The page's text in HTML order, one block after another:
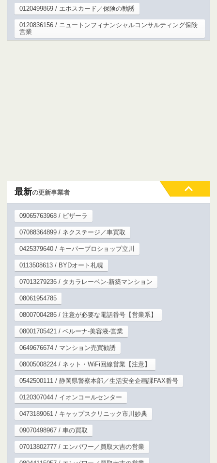
0120499869 / エポスカード／保険の勧誘
0120836156 / ニュートンフィナンシャルコンサルティング保険
営業
最新の更新事業者
09065763968 / ピザーラ
07088364899 / ネクステージ／車買取
0425379640 / キーパープロショップ立川
0113508613 / BYDオート札幌
07013279236 / タカラレーベン-新築マンション
08061954785
08007004286 / 注意が必要な電話番号【営業系】
08001705421 / ベルーナ-美容液-営業
0649676674 / マンション売買勧誘
08005008224 / ネット・WiFi回線営業【注意】
0542500111 / 静岡県警察本部／生活安全企画課FAX番号
0120307044 / イオンコールセンター
0473189061 / キャップスクリニック市川妙典
09070498967 / 車の買取
07013802777 / エンパワー／買取大吉の営業